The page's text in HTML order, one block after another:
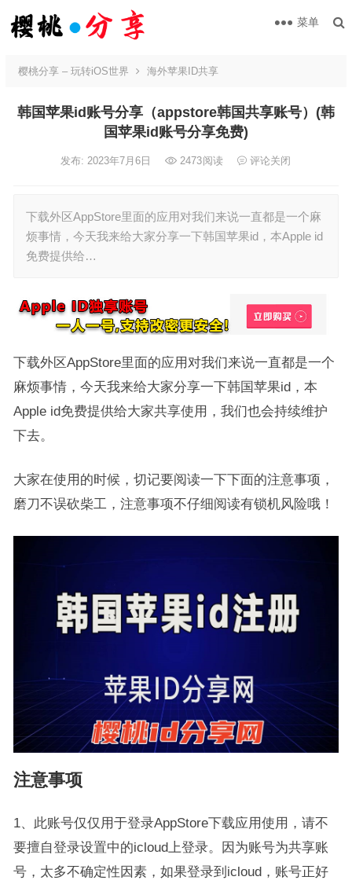
菜单
樱桃分享 – 玩转iOS世界 海外苹果ID共享
韩国苹果id账号分享（appstore韩国共享账号）(韩
国苹果id账号分享免费)
发布: 2023年7月6日 2473阅读 评论关闭
下载外区AppStore里面的应用对我们来说一直都是一个麻
烦事情，今天我来给大家分享一下韩国苹果id，本Apple id
免费提供给…
下载外区AppStore里面的应用对我们来说一直都是一个
麻烦事情，今天我来给大家分享一下韩国苹果id，本
Apple id免费提供给大家共享使用，我们也会持续维护
下去。
大家在使用的时候，切记要阅读一下下面的注意事项，
磨刀不误砍柴工，注意事项不仔细阅读有锁机风险哦！
注意事项
1、此账号仅仅用于登录AppStore下载应用使用，请不
要擅自登录设置中的icloud上登录。因为账号为共享账
号，太多不确定性因素，如果登录到icloud，账号正好